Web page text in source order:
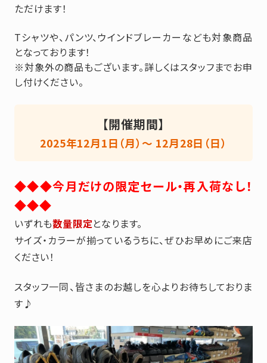
ただけます！
Tシャツや、パンツ、ウインドブレーカーなども対象商品
となっております！
※対象外の商品もございます。詳しくはスタッフまでお申
し付けください。
【開催期間】
2025年12月1日（月）〜 12月28日（日）
◆◆◆今月だけの限定セール・再入荷なし！
◆◆◆
いずれも数量限定となります。
サイズ・カラーが揃っているうちに、ぜひお早めにご来店
ください！
スタッフ一同、皆さまのお越しを心よりお待ちしておりま
す♪